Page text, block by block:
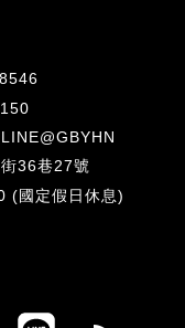
36巷27號
(國定假日休息)